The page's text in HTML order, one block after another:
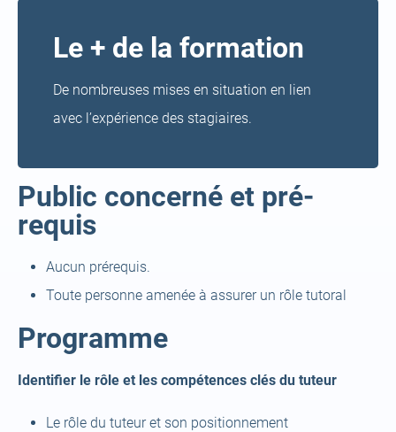
Le + de la formation
De nombreuses mises en situation en lien
avec l’expérience des stagiaires.
Public concerné et pré-
requis
Aucun prérequis.
Toute personne amenée à assurer un rôle tutoral
Programme
Identifier le rôle et les compétences clés du tuteur
Le rôle du tuteur et son positionnement